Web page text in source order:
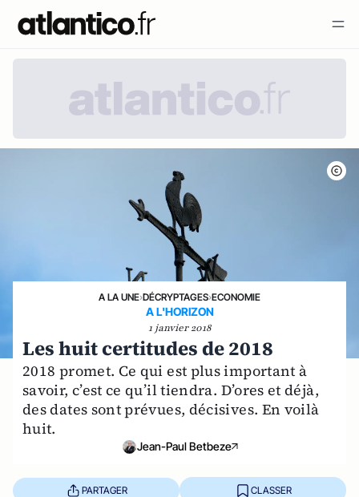
A LA UNE›DÉCRYPTAGES›ECONOMIE
A L'HORIZON
1 janvier 2018
Les huit certitudes de 2018
2018 promet. Ce qui est plus important à
savoir, c’est ce qu’il tiendra. D’ores et déjà,
des dates sont prévues, décisives. En voilà
huit.
Jean-Paul Betbeze
PARTAGER CLASSER